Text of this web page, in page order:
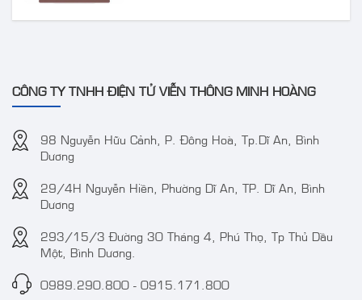
Camera IP 4MP
IPC-HDW2449T-S-PRO
(kbt)
Camera TVT TD-
Water-proof Bullet
CÔNG TY TNHH ĐIỆN TỬ VIỄN THÔNG MINH HOÀNG
98 Nguyễn Hữu Cảnh, P. Đông Hoà, Tp.Dĩ An, Bình
Dương
29/4H Nguyễn Hiền, Phường Dĩ An, TP. Dĩ An, Bình
Dương
293/15/3 Đường 30 Tháng 4, Phú Thọ, Tp Thủ Dầu
Một, Bình Dương.
0989.290.800 - 0915.171.800